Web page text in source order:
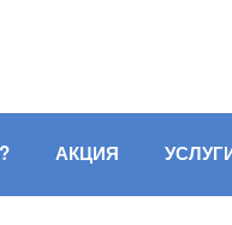
АКЦИЯ